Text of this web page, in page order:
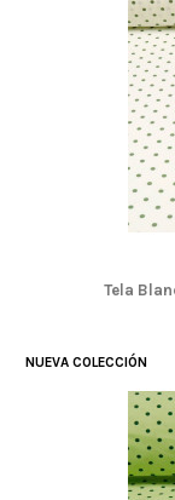
Tela
NUEVA COLECCIÓN